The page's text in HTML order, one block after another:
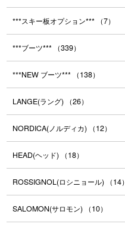
***スキー板オプション*** （7）
***ブーツ*** （339）
***NEW ブーツ*** （138）
LANGE(ラング) （26）
NORDICA(ノルディカ) （12）
HEAD(ヘッド) （18）
ROSSIGNOL(ロシニョール) （14）
SALOMON(サロモン) （10）